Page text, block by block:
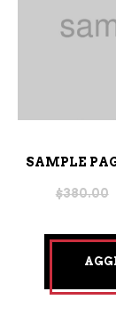
SAMPLE
$380.00